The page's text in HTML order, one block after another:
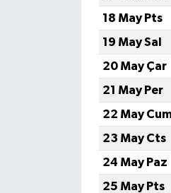
18 May Pts
19 May Sal
20 May Çar
21 May Per
22 May
23 May Cts
24 May Paz
25 May Pts